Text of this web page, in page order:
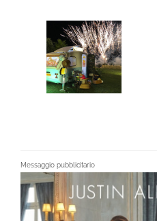
Messaggio pubblicitario